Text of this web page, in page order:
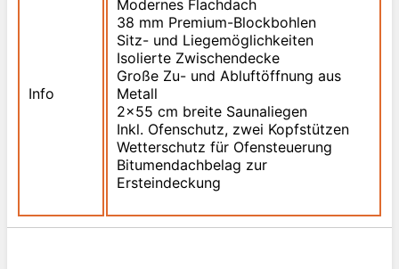
Info
Modernes Flachdach
38 mm Premium-Blockbohlen
Sitz- und Liegemöglichkeiten
Isolierte Zwischendecke
Große Zu- und Abluftöffnung aus
Metall
2x55 cm breite Saunaliegen
Inkl. Ofenschutz, zwei Kopfstützen
Wetterschutz für Ofensteuerung
Bitumendachbelag zur
Ersteindeckung